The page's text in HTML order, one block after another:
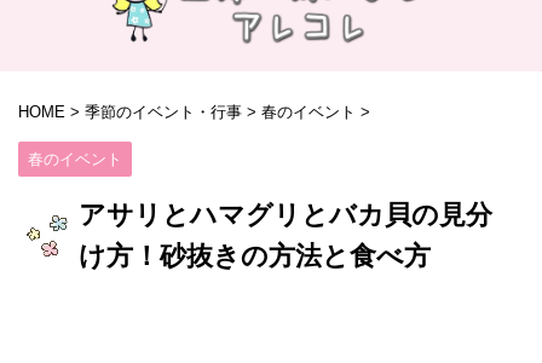
HOME > 季節のイベント・行事 > 春のイベント >
春のイベント
アサリとハマグリとバカ貝の見分
け方！砂抜きの方法と食べ方